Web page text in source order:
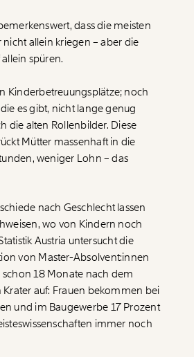
dass die meisten
nicht allein kriegen – aber die
spüren.
Kinderbetreuungsplätze; noch
es gibt, nicht lange genug
die alten Rollenbilder. Diese
Mütter massenhaft in die
weniger Lohn – das
nach Geschlecht lassen
wo von Kindern noch
Austria untersucht die
von Master-Absolvent:innen
18 Monate nach dem
Krater auf: Frauen bekommen bei
und im Baugewerbe 17 Prozent
immer noch